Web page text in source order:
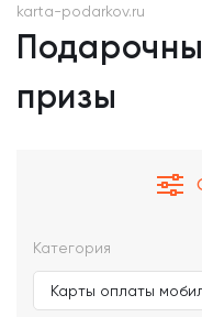
karta-podarkov.ru
призы
Категория